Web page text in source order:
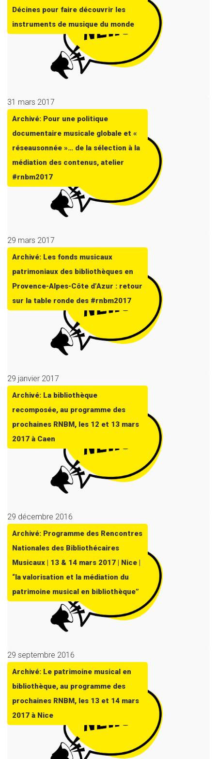
Décines pour faire découvrir les
instruments de musique du monde
31 mars 2017
Archivé: Pour une politique
documentaire musicale globale et «
réseausonnée »… de la sélection à la
médiation des contenus, atelier
#rnbm2017
29 mars 2017
Archivé: Les fonds musicaux
patrimoniaux des bibliothèques en
Provence-Alpes-Côte d’Azur : retour
sur la table ronde des #rnbm2017
29 janvier 2017
Archivé: La bibliothèque
recomposée, au programme des
prochaines RNBM, les 12 et 13 mars
2017 à Caen
29 décembre 2016
Archivé: Programme des Rencontres
Nationales des Bibliothécaires
Musicaux | 13 & 14 mars 2017 | Nice |
“la valorisation et la médiation du
patrimoine musical en bibliothèque”
29 septembre 2016
Archivé: Le patrimoine musical en
bibliothèque, au programme des
prochaines RNBM, les 13 et 14 mars
2017 à Nice